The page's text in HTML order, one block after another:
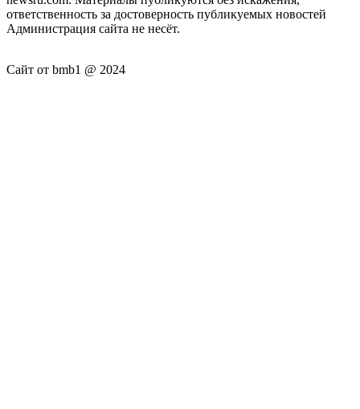
ответственность за достоверность публикуемых новостей
Администрация сайта не несёт.
Сайт от bmb1 @ 2024